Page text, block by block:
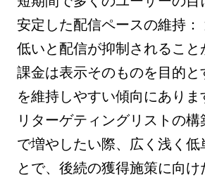
安定した配信ペースの維持
低いと配信が抑制されるこ
課金は表示そのものを目的
を維持しやすい傾向にありま
リターゲティングリストの
で増やしたい際、広く浅く
とで、後続の獲得施策に向